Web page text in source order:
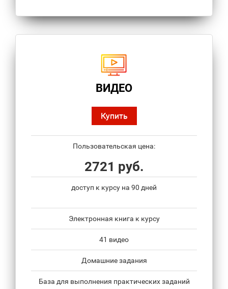
ВИДЕО
Купить
Пользовательская цена:
2721 руб.
доступ к курсу на 90 дней
Электронная книга к курсу
41 видео
Домашние задания
База для выполнения практических заданий